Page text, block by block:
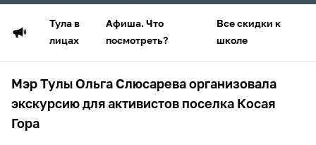
Тула в
лицах
Афиша. Что
посмотреть?
Все скидки к
школе
Мэр Тулы Ольга Слюсарева организовала
экскурсию для активистов поселка Косая
Гора